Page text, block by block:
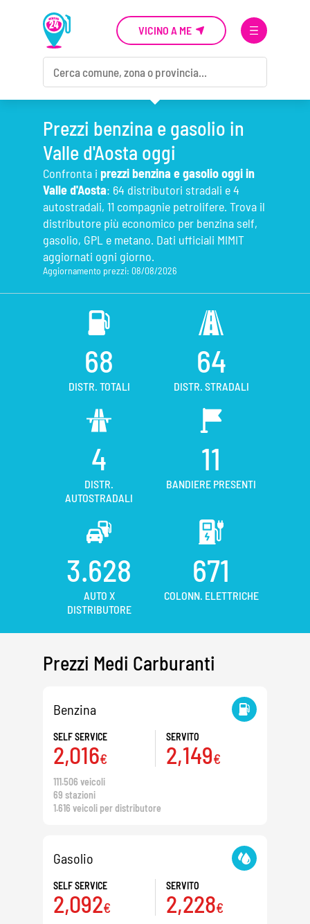
VICINO A ME
Prezzi benzina e gasolio in
Valle d'Aosta oggi
Confronta i prezzi benzina e gasolio oggi in
Valle d'Aosta: 64 distributori stradali e 4
autostradali, 11 compagnie petrolifere. Trova il
distributore più economico per benzina self,
gasolio, GPL e metano. Dati ufficiali MIMIT
aggiornati ogni giorno.
Aggiornamento prezzi: 08/08/2026
68
DISTR. TOTALI
64
DISTR. STRADALI
4
DISTR.
AUTOSTRADALI
11
BANDIERE PRESENTI
3.628
AUTO X
DISTRIBUTORE
671
COLONN. ELETTRICHE
Prezzi Medi Carburanti
Benzina
SELF SERVICE
2,016€
SERVITO
2,149€
111.506 veicoli
69 stazioni
1.616 veicoli per distributore
Gasolio
SELF SERVICE
2,092€
SERVITO
2,228€